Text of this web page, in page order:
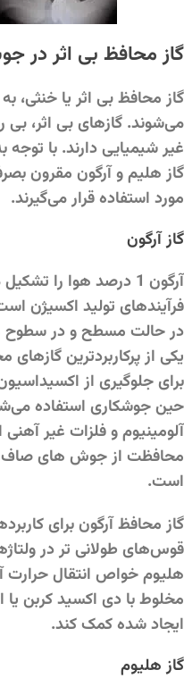
گاز محافظ بی اثر در
گاز محافظ بی اثر یا خنثی،
می‌شوند. گازهای بی اثر،
غیر شیمیایی دارند. با
گاز هلیم و آرگون مقرون
مورد استفاده قرار می‌گیرند.
گاز آرگون
آرگون 1 درصد هوا را
فرآیندهای تولید اکسیژن
در حالت مسطح و در سطوح
یکی از پرکاربردترین
برای جلوگیری از
حین جوشکاری استفاده
آلومینیوم و فلزات غیر
محافظت از جوش های
است.
قوس‌های طولانی تر در
هلیوم خواص انتقال حرارت
مخلوط با دی اکسید کربن
ایجاد شده کمک کند.
گاز هلیوم